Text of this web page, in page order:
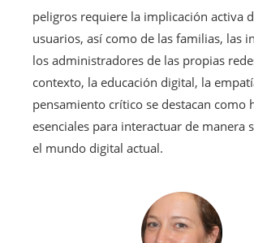
peligros requiere la implicación activa
usuarios, así como de las familias, las
los administradores de las propias
contexto, la educación digital, la
pensamiento crítico se destacan como
esenciales para interactuar de manera
el mundo digital actual.